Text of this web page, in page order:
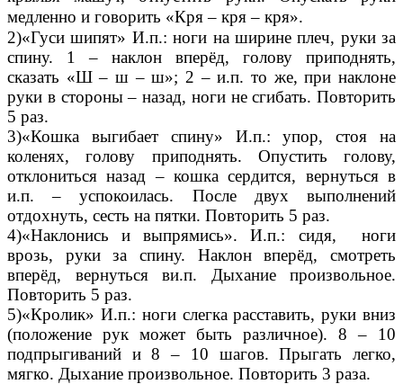
медленно и говорить «Кря – кря – кря».
2)«Гуси шипят» И.п.: ноги на ширине плеч, руки за
спину. 1 – наклон вперёд, голову приподнять,
сказать «Ш – ш – ш»; 2 – и.п. то же, при наклоне
руки в стороны – назад, ноги не сгибать. Повторить
5 раз.
3)«Кошка выгибает спину» И.п.: упор, стоя на
коленях, голову приподнять. Опустить голову,
отклониться назад – кошка сердится, вернуться в
и.п. – успокоилась. После двух выполнений
отдохнуть, сесть на пятки. Повторить 5 раз.
4)«Наклонись и выпрямись». И.п.: сидя, ноги
врозь, руки за спину. Наклон вперёд, смотреть
вперёд, вернуться ви.п. Дыхание произвольное.
Повторить 5 раз.
5)«Кролик» И.п.: ноги слегка расставить, руки вниз
(положение рук может быть различное). 8 – 10
подпрыгиваний и 8 – 10 шагов. Прыгать легко,
мягко. Дыхание произвольное. Повторить 3 раза.